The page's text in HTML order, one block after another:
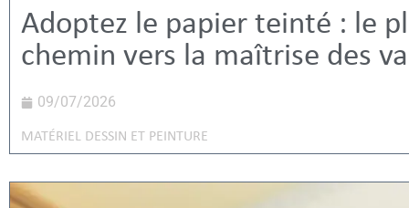
Adoptez le papier teinté : le
chemin vers la maîtrise des
09/07/2026
MATÉRIEL DESSIN ET PEINTURE